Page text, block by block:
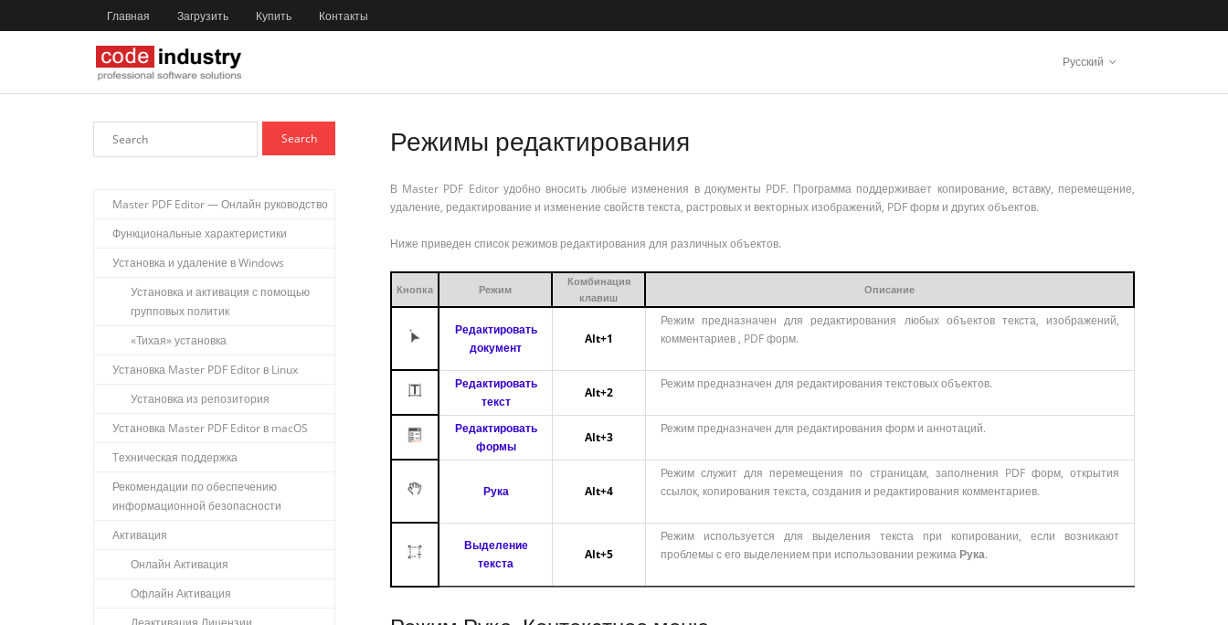
Главная Загрузить Купить Контакты
Русский
Режимы редактирования
В Master PDF Editor удобно вносить любые изменения в документы PDF. Программа поддерживает копирование, вставку, перемещение,
удаление, редактирование и изменение свойств текста, растровых и векторных изображений, PDF форм и других объектов.
Ниже приведен список режимов редактирования для различных объектов.
Кнопка Режим
Комбинация
клавиш
Описание
Редактировать
документ
Alt+1
Режим предназначен для редактирования любых объектов текста, изображений,
комментариев , PDF форм.
Редактировать
текст
Alt+2
Режим предназначен для редактирования текстовых объектов.
Редактировать
формы
Alt+3
Режим предназначен для редактирования форм и аннотаций.
Рука Alt+4
Режим служит для перемещения по страницам, заполнения PDF форм, открытия
ссылок, копирования текста, создания и редактирования комментариев.
Выделение
текста
Alt+5
Режим используется для выделения текста при копировании, если возникают
проблемы с его выделением при использовании режимаРука.
Master PDF Editor — Онлайн руководство
Функциональные характеристики
Установка и удаление в Windows
Установка и активация с помощью
групповых политик
«Тихая» установка
Установка Master PDF Editor в Linux
Установка из репозитория
Установка Master PDF Editor в macOS
Tехническая поддержка
Рекомендации по обеспечению
информационной безопасности
Активация
Онлайн Активация
Офлайн Активация